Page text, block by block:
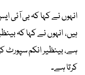
انہوں نے کہا کہ بی
ہیں، انہوں نے کہا کہ
ہے، بینظیر انکم سپورٹ
کرتا ہے۔